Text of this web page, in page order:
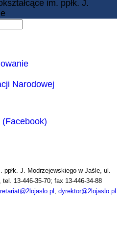
im. ppłk. J.
Narodowej
(Facebook)
ppłk. J. Modrzejewskiego w Jaśle, ul.
tel. 13-446-35-70; fax 13-446-34-88
, dyrektor@2lojaslo.pl